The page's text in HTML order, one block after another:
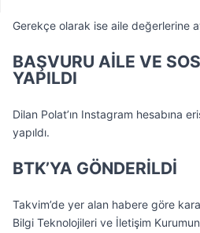
Gerekçe olarak ise aile değerlerine
BAŞVURU AİLE VE
YAPILDI
Dilan Polat’ın Instagram hesabına
yapıldı.
BTK’YA GÖNDERİLDİ
Takvim’de yer alan habere göre
Bilgi Teknolojileri ve İletişim